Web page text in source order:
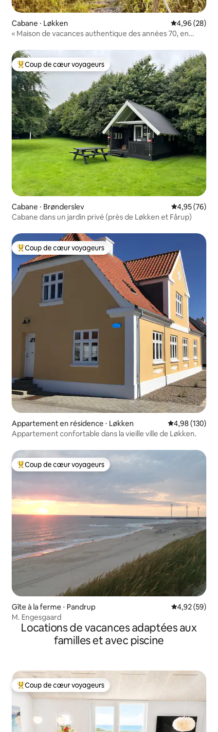
Cabane ⋅ Løkken Évaluation
4,96 (28)
« Maison de vacances authentique des années 70, en
Coups de cœur voyageurs les plus appréciés
Coup de cœur voyageurs
Cabane ⋅ Brønderslev Évaluation
4,95 (76)
Cabane dans un jardin privé (près de Løkken et Fårup)
Coups de cœur voyageurs les plus appréciés
Coup de cœur voyageurs
Appartement en résidence ⋅ Løkken Évaluation
4,98 (130)
Appartement confortable dans la vieille ville de Løkken.
Coups de cœur voyageurs les plus appréciés
Coup de cœur voyageurs
Gîte à la ferme ⋅ Pandrup Évaluation
4,92 (59)
M. Engesgaard
Locations de vacances adaptées aux
familles et avec piscine
Coups de cœur voyageurs les plus appréciés
Coup de cœur voyageurs